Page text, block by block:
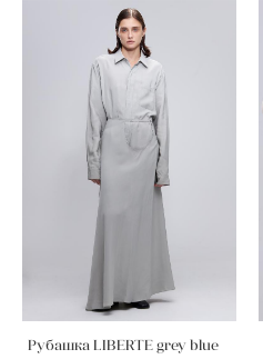
Рубашка LIBERTE grey blue